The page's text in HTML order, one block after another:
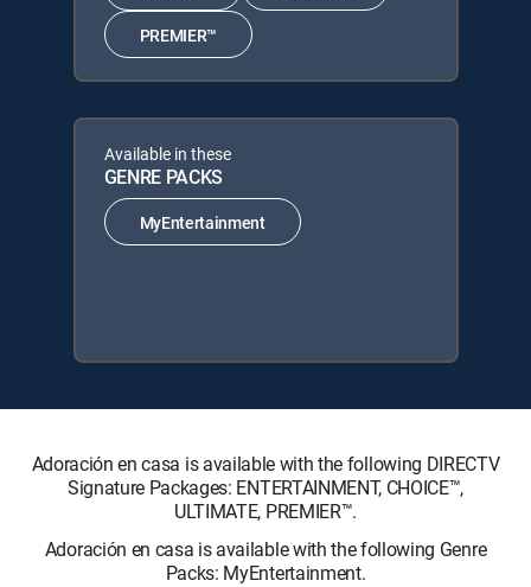
PREMIER™
Available in these
GENRE PACKS
MyEntertainment
Adoración en casa is available with the following DIRECTV
Signature Packages: ENTERTAINMENT, CHOICE™,
ULTIMATE, PREMIER™.
Adoración en casa is available with the following Genre
Packs: MyEntertainment.